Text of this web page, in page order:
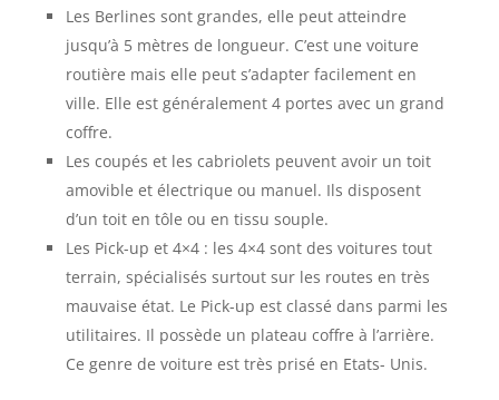
Les Berlines sont grandes, elle peut atteindre
jusqu’à 5 mètres de longueur. C’est une voiture
routière mais elle peut s’adapter facilement en
ville. Elle est généralement 4 portes avec un grand
coffre.
Les coupés et les cabriolets peuvent avoir un toit
amovible et électrique ou manuel. Ils disposent
d’un toit en tôle ou en tissu souple.
Les Pick-up et 4×4 : les 4×4 sont des voitures tout
terrain, spécialisés surtout sur les routes en très
mauvaise état. Le Pick-up est classé dans parmi les
utilitaires. Il possède un plateau coffre à l’arrière.
Ce genre de voiture est très prisé en Etats- Unis.